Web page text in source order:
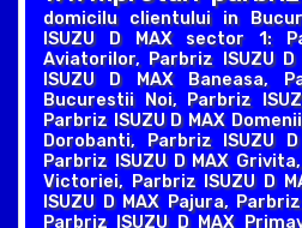
domicilu clientului in
ISUZU D MAX sector 1:
Aviatorilor, Parbriz ISUZU
ISUZU D MAX Baneasa,
Bucurestii Noi, Parbriz
Parbriz ISUZU D MAX
Dorobanti, Parbriz ISUZU
Parbriz ISUZU D MAX
Victoriei, Parbriz ISUZU D
ISUZU D MAX Pajura,
Parbriz ISUZU D MAX